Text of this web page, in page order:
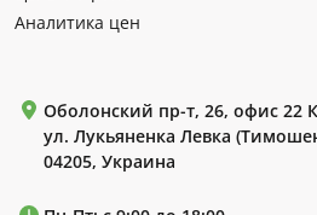
Аналитика цен
Оболонский пр-т, 26, офис 22
ул. Лукьяненка Левка
04205, Украина